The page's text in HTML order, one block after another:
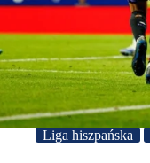
Liga hiszpańska